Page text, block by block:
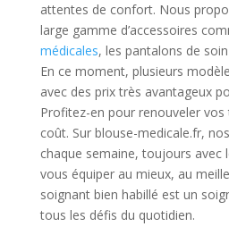
attentes de confort. Nous
large gamme d’accessoires
médicales, les pantalons de
En ce moment, plusieurs
avec des prix très avantageux
Profitez-en pour renouveler
coût. Sur blouse-medicale.fr,
chaque semaine, toujours avec
vous équiper au mieux, au
soignant bien habillé est un
tous les défis du quotidien.